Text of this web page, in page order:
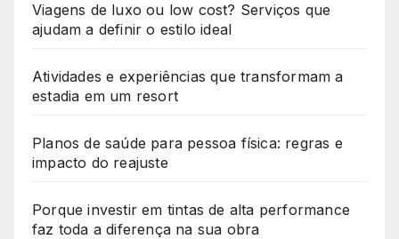
Viagens de luxo ou low cost? Serviços que
ajudam a definir o estilo ideal
Atividades e experiências que transformam a
estadia em um resort
Planos de saúde para pessoa física: regras e
impacto do reajuste
Porque investir em tintas de alta performance
faz toda a diferença na sua obra